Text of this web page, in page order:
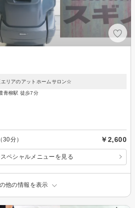
エリアのアットホームサロン☆
青柳駅 徒歩7分
分） ￥2,600
ペシャルメニューを見る
他の情報を表示